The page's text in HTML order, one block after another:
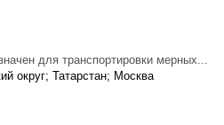
для транспортировки мерных...
округ; Татарстан; Москва